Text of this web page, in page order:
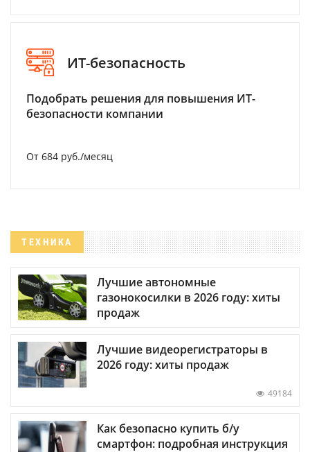
ИТ-безопасность
Подобрать решения для повышения ИТ-
безопасности компании
От 684 руб./месяц
ТЕХНИКА
Лучшие автономные
газонокосилки в 2026 году: хиты
продаж
Лучшие видеорегистраторы в
2026 году: хиты продаж
49184
Как безопасно купить б/у
смартфон: подробная инструкция